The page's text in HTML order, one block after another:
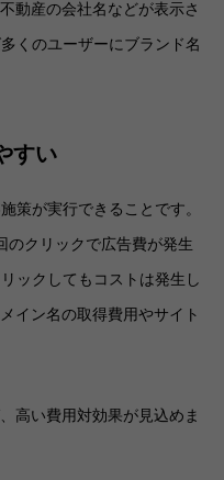
動産の会社名などが表示さ
くのユーザーにブランド名
すい
策が実行できることです。
のクリックで広告費が発生
ックしてもコストは発生し
イン名の取得費用やサイト
高い費用対効果が見込めま